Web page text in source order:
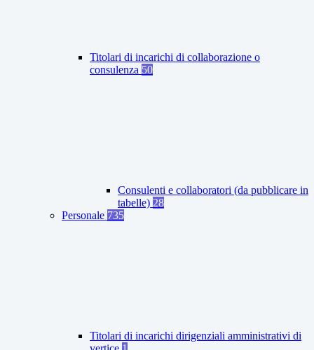
Titolari di incarichi di collaborazione o
consulenza 50
Consulenti e collaboratori (da pubblicare in
tabelle) 28
Personale 735
Titolari di incarichi dirigenziali amministrativi di